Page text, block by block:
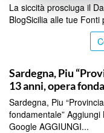
La siccità prosciuga il
BlogSicilia alle tue
Sardegna, Piu
13 anni, opera
Sardegna, Piu
fondamentale”
Google AGGIUNGI...